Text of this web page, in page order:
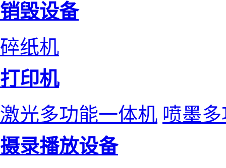
销毁设备
碎纸机
打印机
激光多功能一体机 喷墨
摄录播放设备